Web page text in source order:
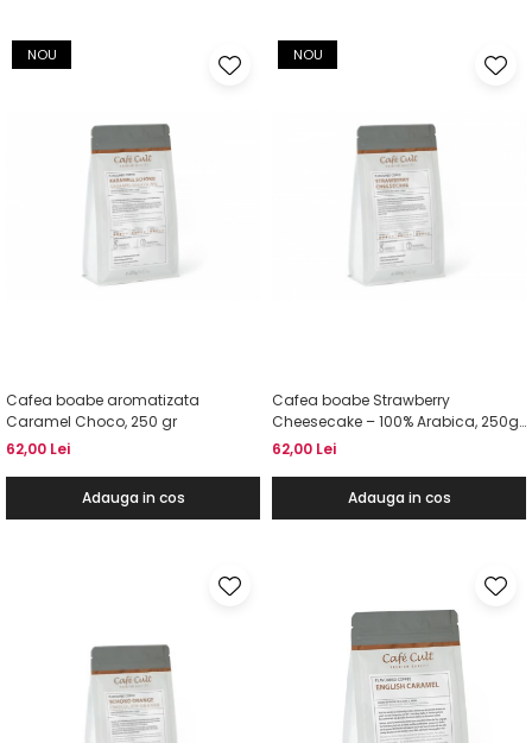
NOU
Cafea boabe aromatizata
Caramel Choco, 250 gr
62,00 Lei
Adauga in cos
NOU
Cafea boabe Strawberry
Cheesecake – 100% Arabica, 250g,
Cafe Cult
62,00 Lei
Adauga in cos